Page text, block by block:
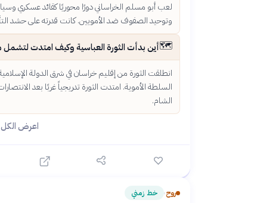
لعب أبو مسلم الخراساني دورًا محوريًا كقائد عسكري
وتوحيد الصفوف ضد الأمويين. كانت قدرته على حشد
🗺️أين بدأت الثورة العباسية وكيف امتدت
انطلقت الثورة من إقليم خراسان في شرق الدولة
السلطة الأموية. امتدت الثورة تدريجياً غربًا بعد
الشام.
اعرض الكل
روح› خط زمني